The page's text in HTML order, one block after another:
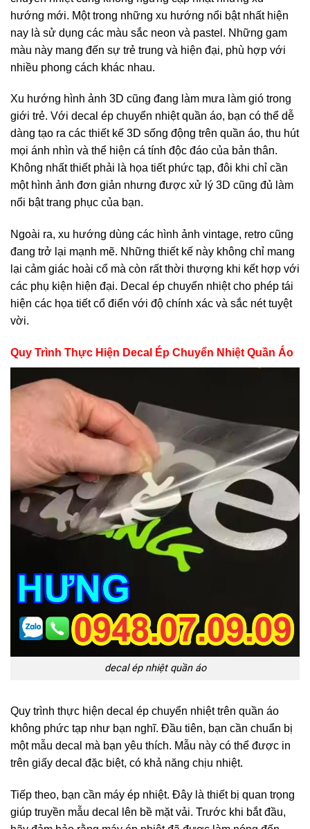
hướng mới. Một trong những xu hướng nổi bật nhất hiện
nay là sử dụng các màu sắc neon và pastel. Những gam
màu này mang đến sự trẻ trung và hiện đại, phù hợp với
nhiều phong cách khác nhau.
Xu hướng hình ảnh 3D cũng đang làm mưa làm gió trong
giới trẻ. Với decal ép chuyển nhiệt quần áo, bạn có thể dễ
dàng tạo ra các thiết kế 3D sống động trên quần áo, thu hút
mọi ánh nhìn và thể hiện cá tính độc đáo của bản thân.
Không nhất thiết phải là họa tiết phức tạp, đôi khi chỉ cần
một hình ảnh đơn giản nhưng được xử lý 3D cũng đủ làm
nổi bật trang phục của bạn.
Ngoài ra, xu hướng dùng các hình ảnh vintage, retro cũng
đang trở lại mạnh mẽ. Những thiết kế này không chỉ mang
lại cảm giác hoài cổ mà còn rất thời thượng khi kết hợp với
các phụ kiện hiện đại. Decal ép chuyển nhiệt cho phép tái
hiện các họa tiết cổ điển với độ chính xác và sắc nét tuyệt
vời.
Quy Trình Thực Hiện Decal Ép Chuyển Nhiệt Quần Áo
decal ép nhiệt quần áo
Quy trình thực hiện decal ép chuyển nhiệt trên quần áo
không phức tạp như bạn nghĩ. Đầu tiên, bạn cần chuẩn bị
một mẫu decal mà bạn yêu thích. Mẫu này có thể được in
trên giấy decal đặc biệt, có khả năng chịu nhiệt.
Tiếp theo, bạn cần máy ép nhiệt. Đây là thiết bị quan trọng
giúp truyền mẫu decal lên bề mặt vải. Trước khi bắt đầu,